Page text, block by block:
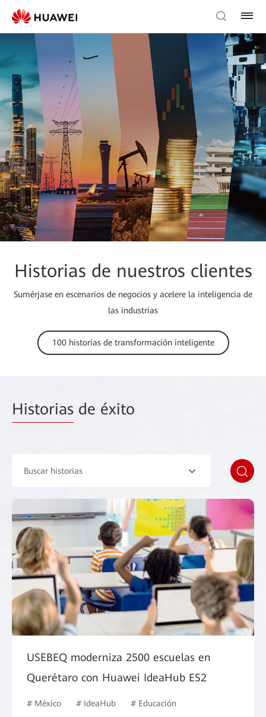
Historias de nuestros clientes
Sumérjase en escenarios de negocios y acelere la inteligencia de
las industrias
100 historias de transformación inteligente
Historias de éxito
Buscar historias
USEBEQ moderniza 2500 escuelas en
Querétaro con Huawei IdeaHub ES2
# México # IdeaHub # Educación